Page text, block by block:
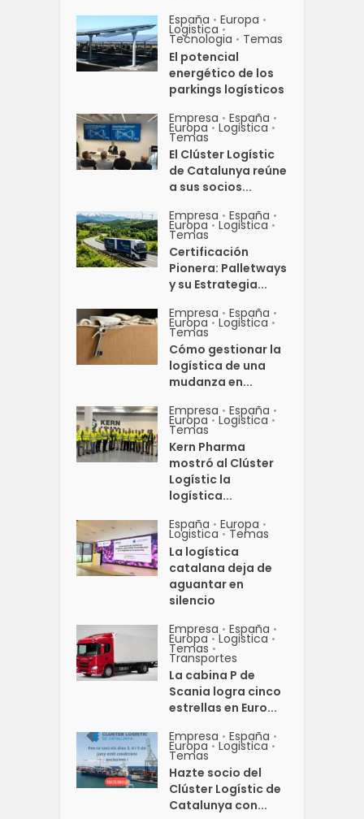
España • Europa •
Logistica •
Tecnologia • Temas
El potencial
energético de los
parkings logísticos
Empresa • España •
Europa • Logistica •
Temas
El Clúster Logístic
de Catalunya reúne
a sus socios...
Empresa • España •
Europa • Logistica •
Temas
Certificación
Pionera: Palletways
y su Estrategia...
Empresa • España •
Europa • Logistica •
Temas
Cómo gestionar la
logística de una
mudanza en...
Empresa • España •
Europa • Logistica •
Temas
Kern Pharma
mostró al Clúster
Logístic la
logística...
España • Europa •
Logistica • Temas
La logística
catalana deja de
aguantar en
silencio
Empresa • España •
Europa • Logistica •
Temas •
Transportes
La cabina P de
Scania logra cinco
estrellas en Euro...
Empresa • España •
Europa • Logistica •
Temas
Hazte socio del
Clúster Logístic de
Catalunya con...